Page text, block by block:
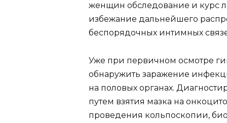
женщин обследование и курс
избежание дальнейшего
беспорядочных интимных
Уже при первичном осмотре
обнаружить заражение
на половых органах.
путем взятия мазка на
проведения кольпоскопии,